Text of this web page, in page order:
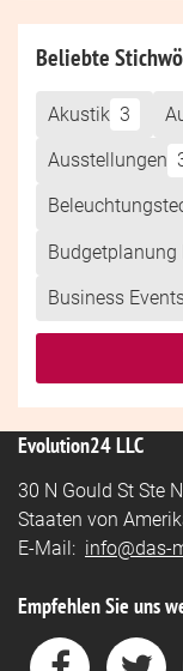
Beliebte
Akustik 3
Ausstellungen
Budgetplanung
Business
Evolution24 LLC
30 N Gould St Ste
Staaten von
E-Mail: info@das-
Empfehlen Sie uns